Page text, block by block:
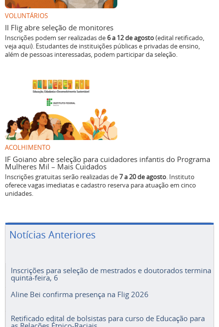
VOLUNTÁRIOS
II Flig abre seleção de monitores
Inscrições podem ser realizadas de6 a 12 de agosto(edital retificado,
veja aqui). Estudantes de instituições públicas e privadas de ensino,
além de pessoas interessadas, podem participar da seleção.
ACOLHIMENTO
IF Goiano abre seleção para cuidadores infantis do Programa
Mulheres Mil – Mais Cuidados
Inscrições gratuitas serão realizadas de7 a 20 de agosto. Instituto
oferece vagas imediatas e cadastro reserva para atuação em cinco
unidades.
Notícias Anteriores
Inscrições para seleção de mestrados e doutorados termina
quinta-feira, 6
Aline Bei confirma presença na Flig 2026
Retificado edital de bolsistas para curso de Educação para